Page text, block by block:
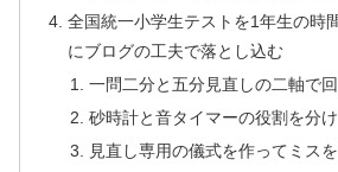
全国統一小学生テストを1年生の時
にブログの工夫で落とし込む
一問二分と五分見直しの二軸で
砂時計と音タイマーの役割を分
見直し専用の儀式を作ってミス